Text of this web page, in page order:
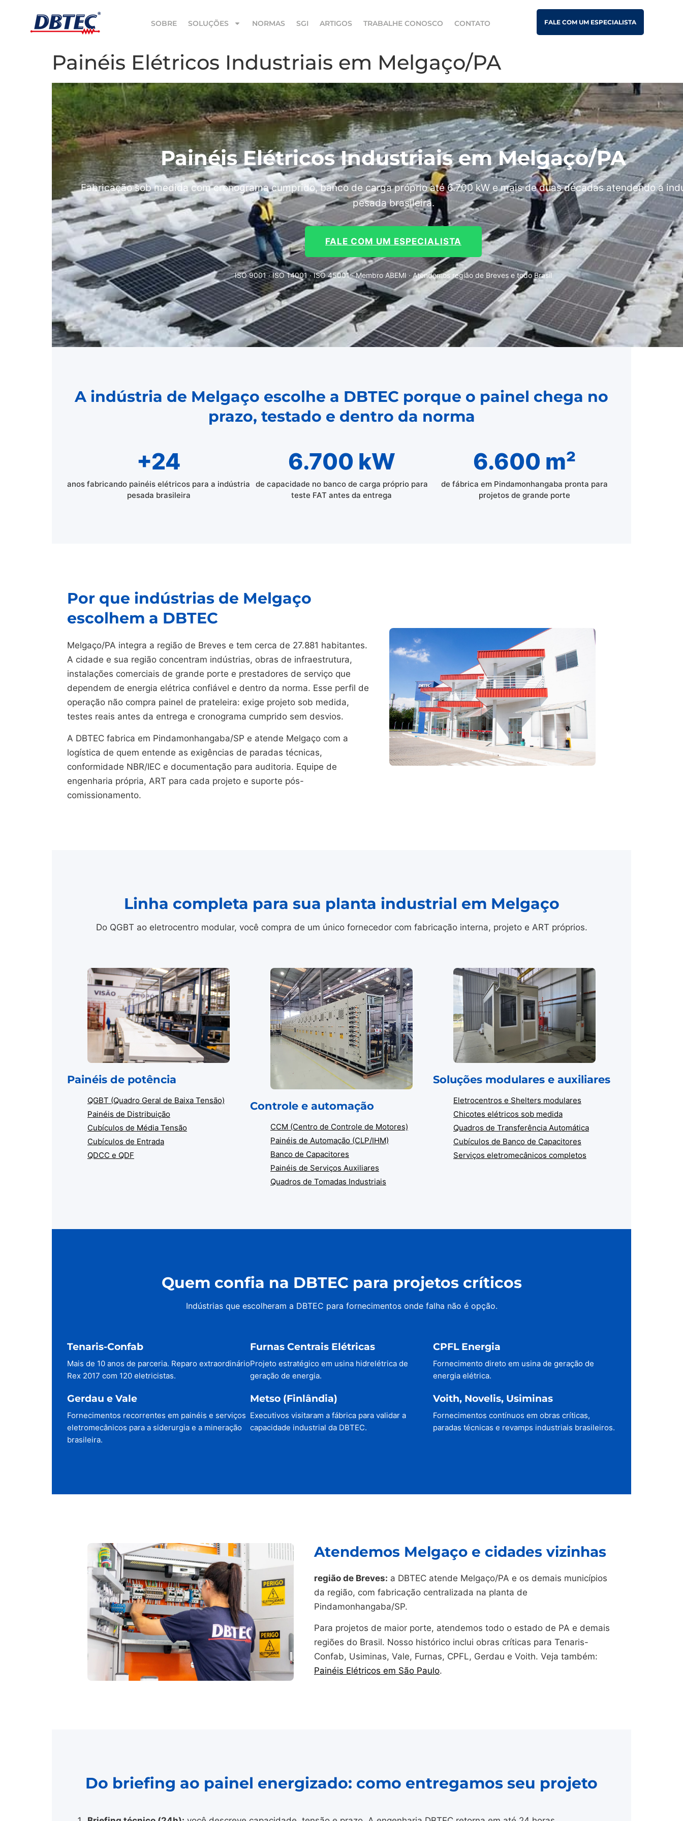
SOBRE SOLUÇÕES NORMAS SGI ARTIGOS TRABALHE CONOSCO CONTATO FALE COM UM ESPECIALISTA
Painéis Elétricos Industriais em Melgaço/PA
Painéis Elétricos Industriais em Melgaço/PA
Fabricação sob medida com cronograma cumprido, banco de carga próprio até 6.700 kW e mais de duas décadas atendendo a
pesada brasileira.
FALE COM UM ESPECIALISTA
ISO 9001 · ISO 14001 · ISO 45001 · Membro ABEMI · Atendemos região de Breves e todo Brasil
A indústria de Melgaço escolhe a DBTEC porque o painel chega no
prazo, testado e dentro da norma
+24
anos fabricando painéis elétricos para a indústria
pesada brasileira
6.700 kW
de capacidade no banco de carga próprio para
teste FAT antes da entrega
6.600 m²
de fábrica em Pindamonhangaba pronta para
projetos de grande porte
Por que indústrias de Melgaço
escolhem a DBTEC
Melgaço/PA integra a região de Breves e tem cerca de 27.881 habitantes.
A cidade e sua região concentram indústrias, obras de infraestrutura,
instalações comerciais de grande porte e prestadores de serviço que
dependem de energia elétrica confiável e dentro da norma. Esse perfil de
operação não compra painel de prateleira: exige projeto sob medida,
testes reais antes da entrega e cronograma cumprido sem desvios.
A DBTEC fabrica em Pindamonhangaba/SP e atende Melgaço com a
logística de quem entende as exigências de paradas técnicas,
conformidade NBR/IEC e documentação para auditoria. Equipe de
engenharia própria, ART para cada projeto e suporte pós-
comissionamento.
Linha completa para sua planta industrial em Melgaço
Do QGBT ao eletrocentro modular, você compra de um único fornecedor com fabricação interna, projeto e ART próprios.
Painéis de potência
QGBT (Quadro Geral de Baixa Tensão)
Painéis de Distribuição
Cubículos de Média Tensão
Cubículos de Entrada
QDCC e QDF
Controle e automação
CCM (Centro de Controle de Motores)
Painéis de Automação (CLP/IHM)
Banco de Capacitores
Painéis de Serviços Auxiliares
Quadros de Tomadas Industriais
Soluções modulares e auxiliares
Eletrocentros e Shelters modulares
Chicotes elétricos sob medida
Quadros de Transferência Automática
Cubículos de Banco de Capacitores
Serviços eletromecânicos completos
Quem confia na DBTEC para projetos críticos
Indústrias que escolheram a DBTEC para fornecimentos onde falha não é opção.
Tenaris-Confab
Mais de 10 anos de parceria. Reparo extraordinário
Rex 2017 com 120 eletricistas.
Furnas Centrais Elétricas
Projeto estratégico em usina hidrelétrica de
geração de energia.
CPFL Energia
Fornecimento direto em usina de geração de
energia elétrica.
Gerdau e Vale
Fornecimentos recorrentes em painéis e serviços
eletromecânicos para a siderurgia e a mineração
brasileira.
Metso (Finlândia)
Executivos visitaram a fábrica para validar a
capacidade industrial da DBTEC.
Voith, Novelis, Usiminas
Fornecimentos contínuos em obras críticas,
paradas técnicas e revamps industriais brasileiros.
Atendemos Melgaço e cidades vizinhas
região de Breves: a DBTEC atende Melgaço/PA e os demais municípios
da região, com fabricação centralizada na planta de
Pindamonhangaba/SP.
Para projetos de maior porte, atendemos todo o estado de PA e demais
regiões do Brasil. Nosso histórico inclui obras críticas para Tenaris-
Confab, Usiminas, Vale, Furnas, CPFL, Gerdau e Voith. Veja também:
Painéis Elétricos em São Paulo.
Do briefing ao painel energizado: como entregamos seu projeto